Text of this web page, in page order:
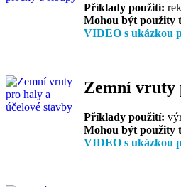
Příklady použití:
Mohou být použity
VIDEO s ukázkou
Zemní vruty
Příklady použití:
Mohou být použity
VIDEO s ukázkou